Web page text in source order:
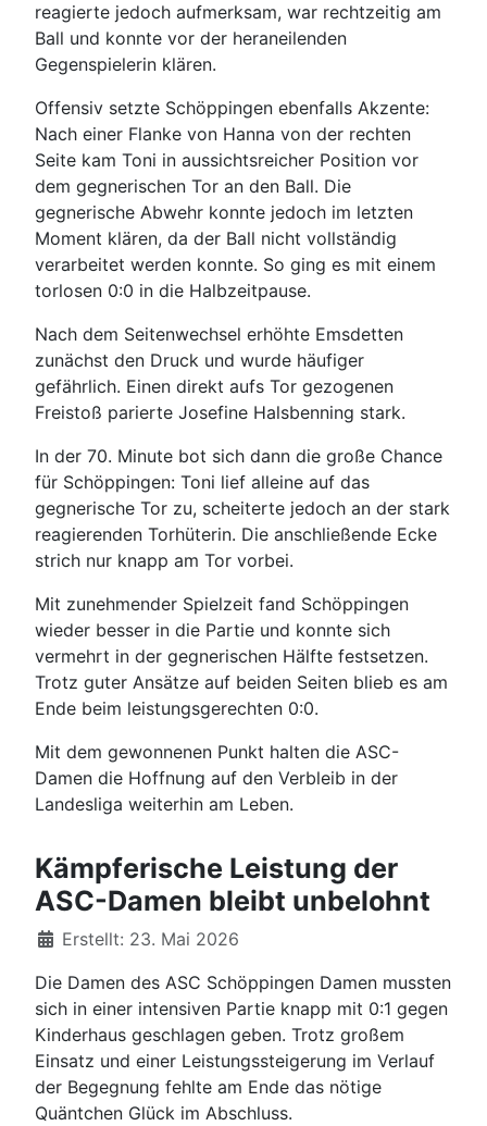
reagierte jedoch aufmerksam, war rechtzeitig am
Ball und konnte vor der heraneilenden
Gegenspielerin klären.
Offensiv setzte Schöppingen ebenfalls Akzente:
Nach einer Flanke von Hanna von der rechten
Seite kam Toni in aussichtsreicher Position vor
dem gegnerischen Tor an den Ball. Die
gegnerische Abwehr konnte jedoch im letzten
Moment klären, da der Ball nicht vollständig
verarbeitet werden konnte. So ging es mit einem
torlosen 0:0 in die Halbzeitpause.
Nach dem Seitenwechsel erhöhte Emsdetten
zunächst den Druck und wurde häufiger
gefährlich. Einen direkt aufs Tor gezogenen
Freistoß parierte Josefine Halsbenning stark.
In der 70. Minute bot sich dann die große Chance
für Schöppingen: Toni lief alleine auf das
gegnerische Tor zu, scheiterte jedoch an der stark
reagierenden Torhüterin. Die anschließende Ecke
strich nur knapp am Tor vorbei.
Mit zunehmender Spielzeit fand Schöppingen
wieder besser in die Partie und konnte sich
vermehrt in der gegnerischen Hälfte festsetzen.
Trotz guter Ansätze auf beiden Seiten blieb es am
Ende beim leistungsgerechten 0:0.
Mit dem gewonnenen Punkt halten die ASC-
Damen die Hoffnung auf den Verbleib in der
Landesliga weiterhin am Leben.
Kämpferische Leistung der
ASC-Damen bleibt unbelohnt
DetailsErstellt: 23. Mai 2026
Die Damen des ASC Schöppingen Damen mussten
sich in einer intensiven Partie knapp mit 0:1 gegen
Kinderhaus geschlagen geben. Trotz großem
Einsatz und einer Leistungssteigerung im Verlauf
der Begegnung fehlte am Ende das nötige
Quäntchen Glück im Abschluss.